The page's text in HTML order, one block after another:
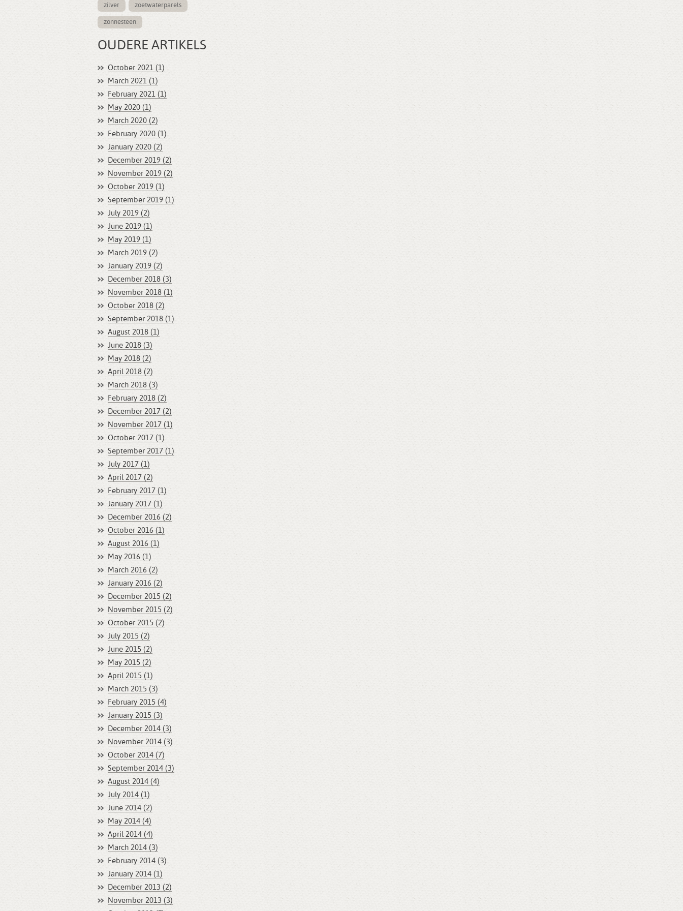
zilver zoetwaterparels
zonnesteen
OUDERE ARTIKELS
October 2021 (1)
March 2021 (1)
February 2021 (1)
May 2020 (1)
March 2020 (2)
February 2020 (1)
January 2020 (2)
December 2019 (2)
November 2019 (2)
October 2019 (1)
September 2019 (1)
July 2019 (2)
June 2019 (1)
May 2019 (1)
March 2019 (2)
January 2019 (2)
December 2018 (3)
November 2018 (1)
October 2018 (2)
September 2018 (1)
August 2018 (1)
June 2018 (3)
May 2018 (2)
April 2018 (2)
March 2018 (3)
February 2018 (2)
December 2017 (2)
November 2017 (1)
October 2017 (1)
September 2017 (1)
July 2017 (1)
April 2017 (2)
February 2017 (1)
January 2017 (1)
December 2016 (2)
October 2016 (1)
August 2016 (1)
May 2016 (1)
March 2016 (2)
January 2016 (2)
December 2015 (2)
November 2015 (2)
October 2015 (2)
July 2015 (2)
June 2015 (2)
May 2015 (2)
April 2015 (1)
March 2015 (3)
February 2015 (4)
January 2015 (3)
December 2014 (3)
November 2014 (3)
October 2014 (7)
September 2014 (3)
August 2014 (4)
July 2014 (1)
June 2014 (2)
May 2014 (4)
April 2014 (4)
March 2014 (3)
February 2014 (3)
January 2014 (1)
December 2013 (2)
November 2013 (3)